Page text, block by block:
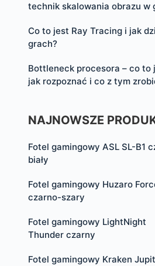
technik skalowania obrazu w
Co to jest Ray Tracing i jak
grach?
Bottleneck procesora – co to
jak rozpoznać i co z tym
NAJNOWSZE
Fotel gamingowy ASL SL-B1
biały
Fotel gamingowy Huzaro
czarno-szary
Fotel gamingowy LightNight
Thunder czarny
Fotel gamingowy Kraken